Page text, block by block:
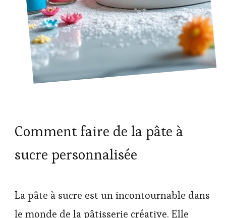
Comment faire de la pâte à
sucre personnalisée
La pâte à sucre est un incontournable dans
le monde de la pâtisserie créative. Elle